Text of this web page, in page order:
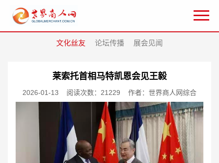
文化丝友 论坛传播 展会见闻
莱索托首相马特凯恩会见王毅
2026-01-13 阅读次数：21229 作者：世界商人网综合